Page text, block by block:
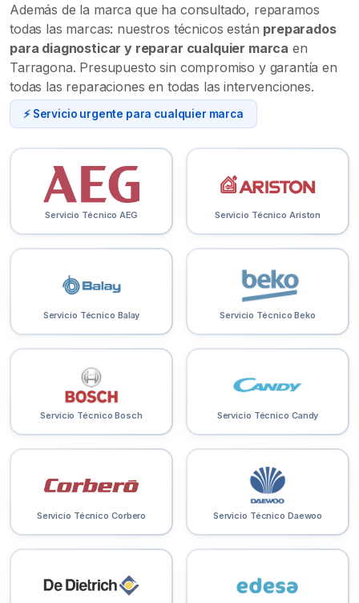
Además de la marca que ha consultado, reparamos
todas las marcas: nuestros técnicos están preparados
para diagnosticar y reparar cualquier marca en
Tarragona. Presupuesto sin compromiso y garantía en
todas las reparaciones en todas las intervenciones.
⚡ Servicio urgente para cualquier marca
Servicio Técnico AEG Servicio Técnico Ariston
Servicio Técnico Balay Servicio Técnico Beko
Servicio Técnico Bosch Servicio Técnico Candy
Servicio Técnico Corbero Servicio Técnico Daewoo